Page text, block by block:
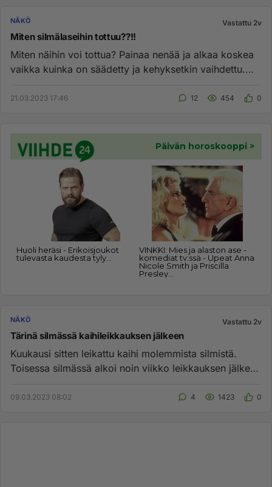
NÄKÖ Vastattu 2v
Miten silmälaseihin tottuu??!!
Miten näihin voi tottua? Painaa nenää ja alkaa koskea
vaikka kuinka on säädetty ja kehyksetkin vaihdettu.
21.03.2023 17:46 12 454 0
NÄKÖ Vastattu 2v
Tärinä silmässä kaihileikkauksen jälkeen
Kuukausi sitten leikattu kaihi molemmista silmistä.
Toisessa silmässä alkoi noin viikko leikkauksen jälkeen
09.03.2023 08:02 4 1423 0